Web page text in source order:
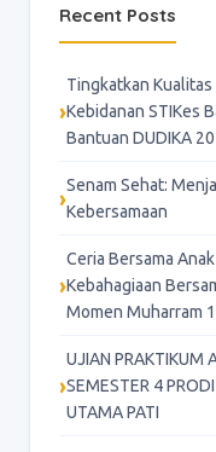
Recent Posts
Tingkatkan Kualitas
Kebidanan STIKes
Bantuan DUDIKA
Senam Sehat:
Kebersamaan
Ceria Bersama
Kebahagiaan
Momen Muharram
UJIAN PRAKTIKUM
SEMESTER 4
UTAMA PATI